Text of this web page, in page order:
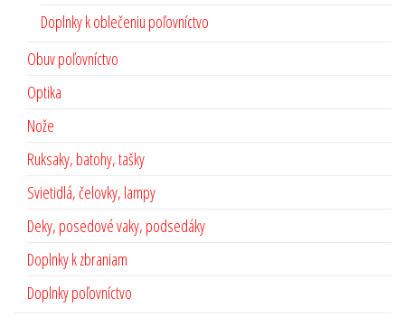
Doplnky k oblečeniu poľovníctvo
Obuv poľovníctvo
Optika
Nože
Ruksaky, batohy, tašky
Svietidlá, čelovky, lampy
Deky, posedové vaky, podsedáky
Doplnky k zbraniam
Doplnky poľovníctvo